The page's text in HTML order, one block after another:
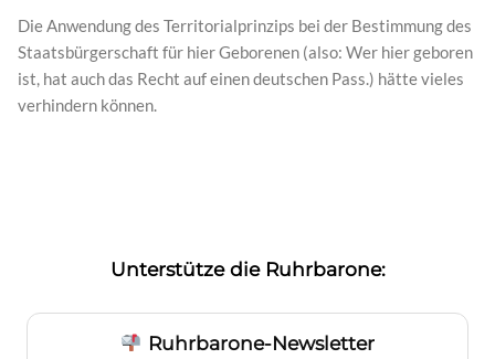
Die Anwendung des Territorialprinzips bei der Bestimmung des
Staatsbürgerschaft für hier Geborenen (also: Wer hier geboren
ist, hat auch das Recht auf einen deutschen Pass.) hätte vieles
verhindern können.
Unterstütze die Ruhrbarone:
Ruhrbarone-Newsletter